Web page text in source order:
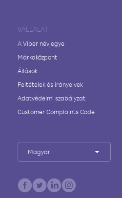
VÁLLALAT
A Viber névjegye
Márkaközpont
Állások
Feltételek és irányelvek
Adatvédelmi szabályzat
Customer Complaints Code
Magyar